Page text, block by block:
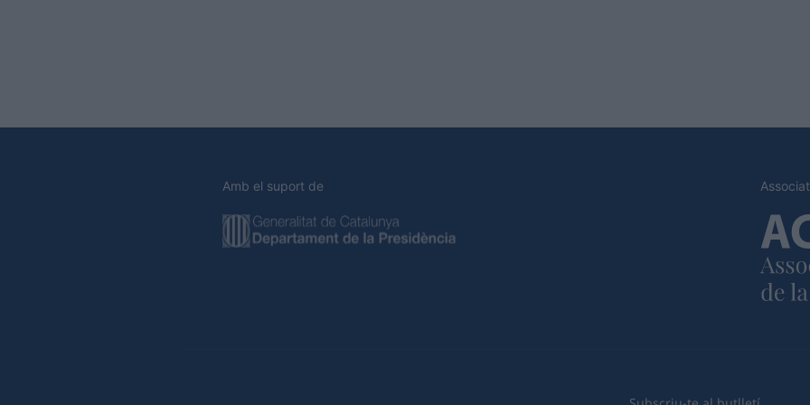
Amb el suport de